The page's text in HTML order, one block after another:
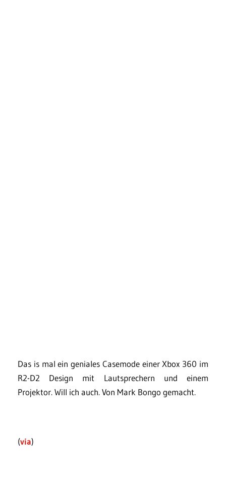
Das is mal ein geniales Casemode einer Xbox 360 im
R2-D2 Design mit Lautsprechern und einem
Projektor. Will ich auch. Von Mark Bongo gemacht.
(via)